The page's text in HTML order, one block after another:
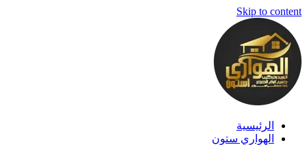
Skip to content
الرئيسية
الهواري ستون